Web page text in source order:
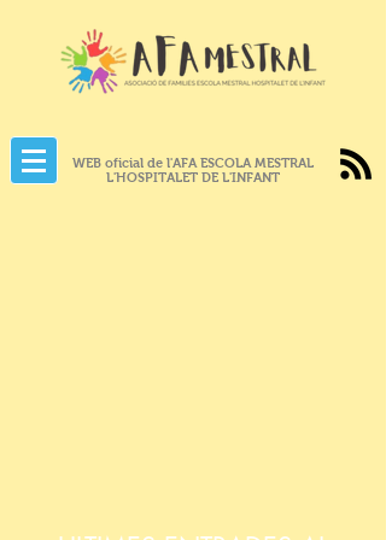
WEB oficial de l'AFA ESCOLA MESTRAL
L'HOSPITALET DE L'INFANT